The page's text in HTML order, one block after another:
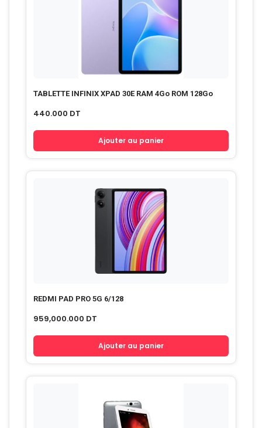
TABLETTE INFINIX XPAD 30E RAM 4Go ROM 128Go
440.000 DT
Ajouter au panier
REDMI PAD PRO 5G 6/128
959,000.000 DT
Ajouter au panier